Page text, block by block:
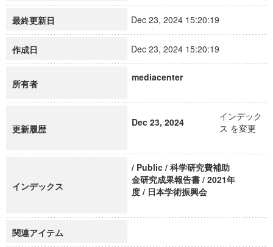
最終更新日 Dec 23, 2024 15:20:19
作成日 Dec 23, 2024 15:20:19
所有者
mediacenter
更新履歴
Dec 23, 2024
インデック
ス を変更
インデックス
/ Public / 科学研究費補助
金研究成果報告書 / 2021年
度 / 日本学術振興会
関連アイテム